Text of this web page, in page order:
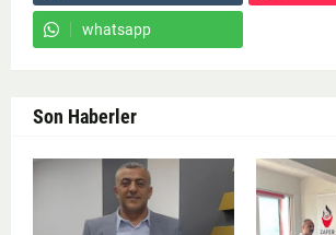
whatsapp
Son Haberler